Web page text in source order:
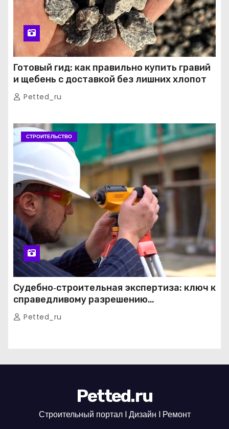
Готовый гид: как правильно купить гравий
и щебень с доставкой без лишних хлопот
Petted_ru
СТРОИТЕЛЬСТВО
Судебно‑строительная экспертиза: ключ к
справедливому разрешению
строительных споров
Petted_ru
Petted.ru
Строительный портал l Дизайн l Ремонт